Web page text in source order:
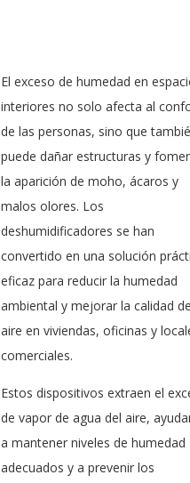
El exceso de humedad en
interiores no solo afecta al
de las personas, sino que
puede dañar estructuras y
la aparición de moho, ácaros y
malos olores. Los
deshumidificadores se han
convertido en una solución
eficaz para reducir la humedad
ambiental y mejorar la calidad
aire en viviendas, oficinas y
comerciales.
Estos dispositivos extraen el
de vapor de agua del aire,
a mantener niveles de humedad
adecuados y a prevenir los